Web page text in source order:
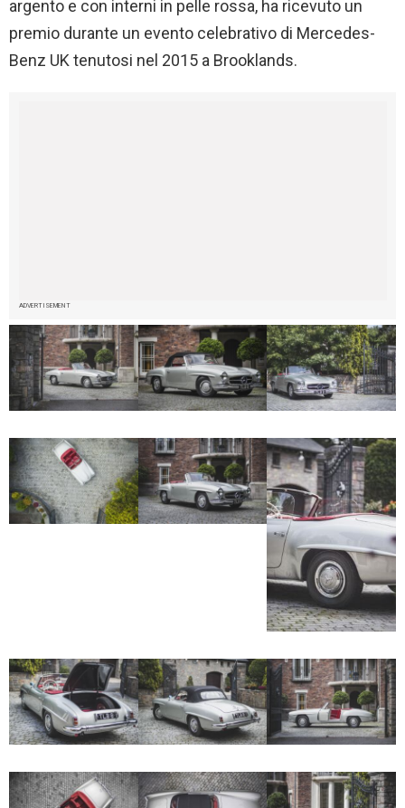
argento e con interni in pelle rossa, ha ricevuto un
premio durante un evento celebrativo di Mercedes-
Benz UK tenutosi nel 2015 a Brooklands.
ADVERTISEMENT